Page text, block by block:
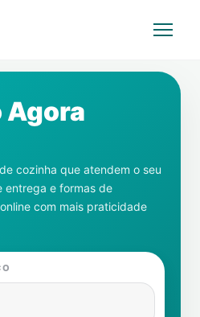
Agora
cozinha que atendem o seu
entrega e formas de
com mais praticidade